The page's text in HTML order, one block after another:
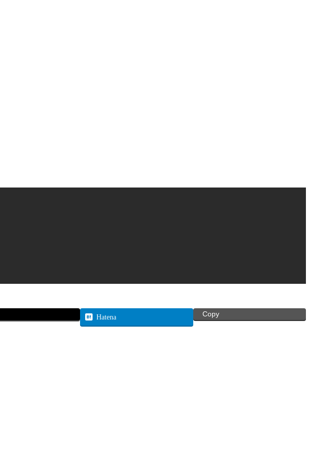
Hatena Copy